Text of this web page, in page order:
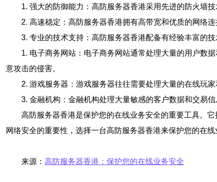
1. 强大的防御能力：高防服务器香港采用先进的防火墙
2. 高速稳定：高防服务器香港拥有高带宽和优质的网络
3. 专业的技术支持：高防服务器香港配备有经验丰富的
1. 电子商务网站：电子商务网站通常处理大量的用户数
意攻击的侵害。
2. 游戏服务器：游戏服务器往往需要处理大量的在线玩
3. 金融机构：金融机构处理大量敏感的客户数据和交易
高防服务器香港是保护您的在线业务安全的重要工具。
网络安全的重要性，选择一台高防服务器香港来保护您的在线
来源： 高防服务器香港：保护您的在线业务安全